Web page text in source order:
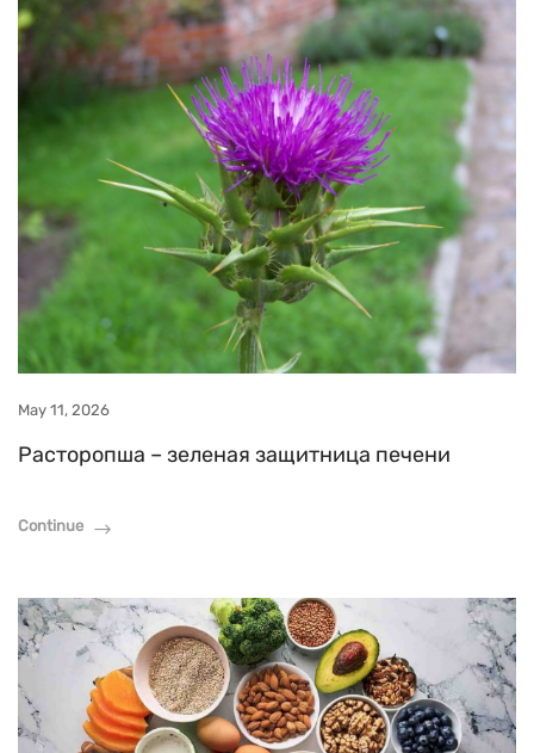
May 11, 2026
Расторопша – зеленая защитница печени
Continue